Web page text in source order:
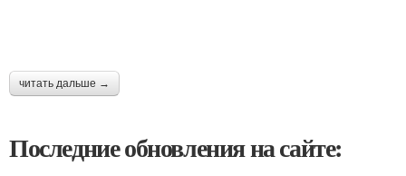
читать дальше →
Последние обновления на сайте: